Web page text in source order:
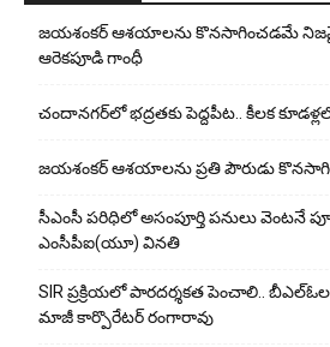
జయశంకర్ ఆశయాలను కొనసాగించడమే
ఆరెక‌పూడి గాంధీ
చందానగర్‌లో భద్రతకు పెద్దపీట.. కీలక
జయశంకర్ ఆశయాలను ప్రతి పౌరుడు
సీఎంసీ పరిధిలో అసంపూర్తి పనులు వెంటనే
ఎంసీపీఐ(యూ) వినతి
SIR ప్రక్రియలో పారదర్శకత పెంచాలి..
మాజీ కార్పొరేటర్ రంగారావు